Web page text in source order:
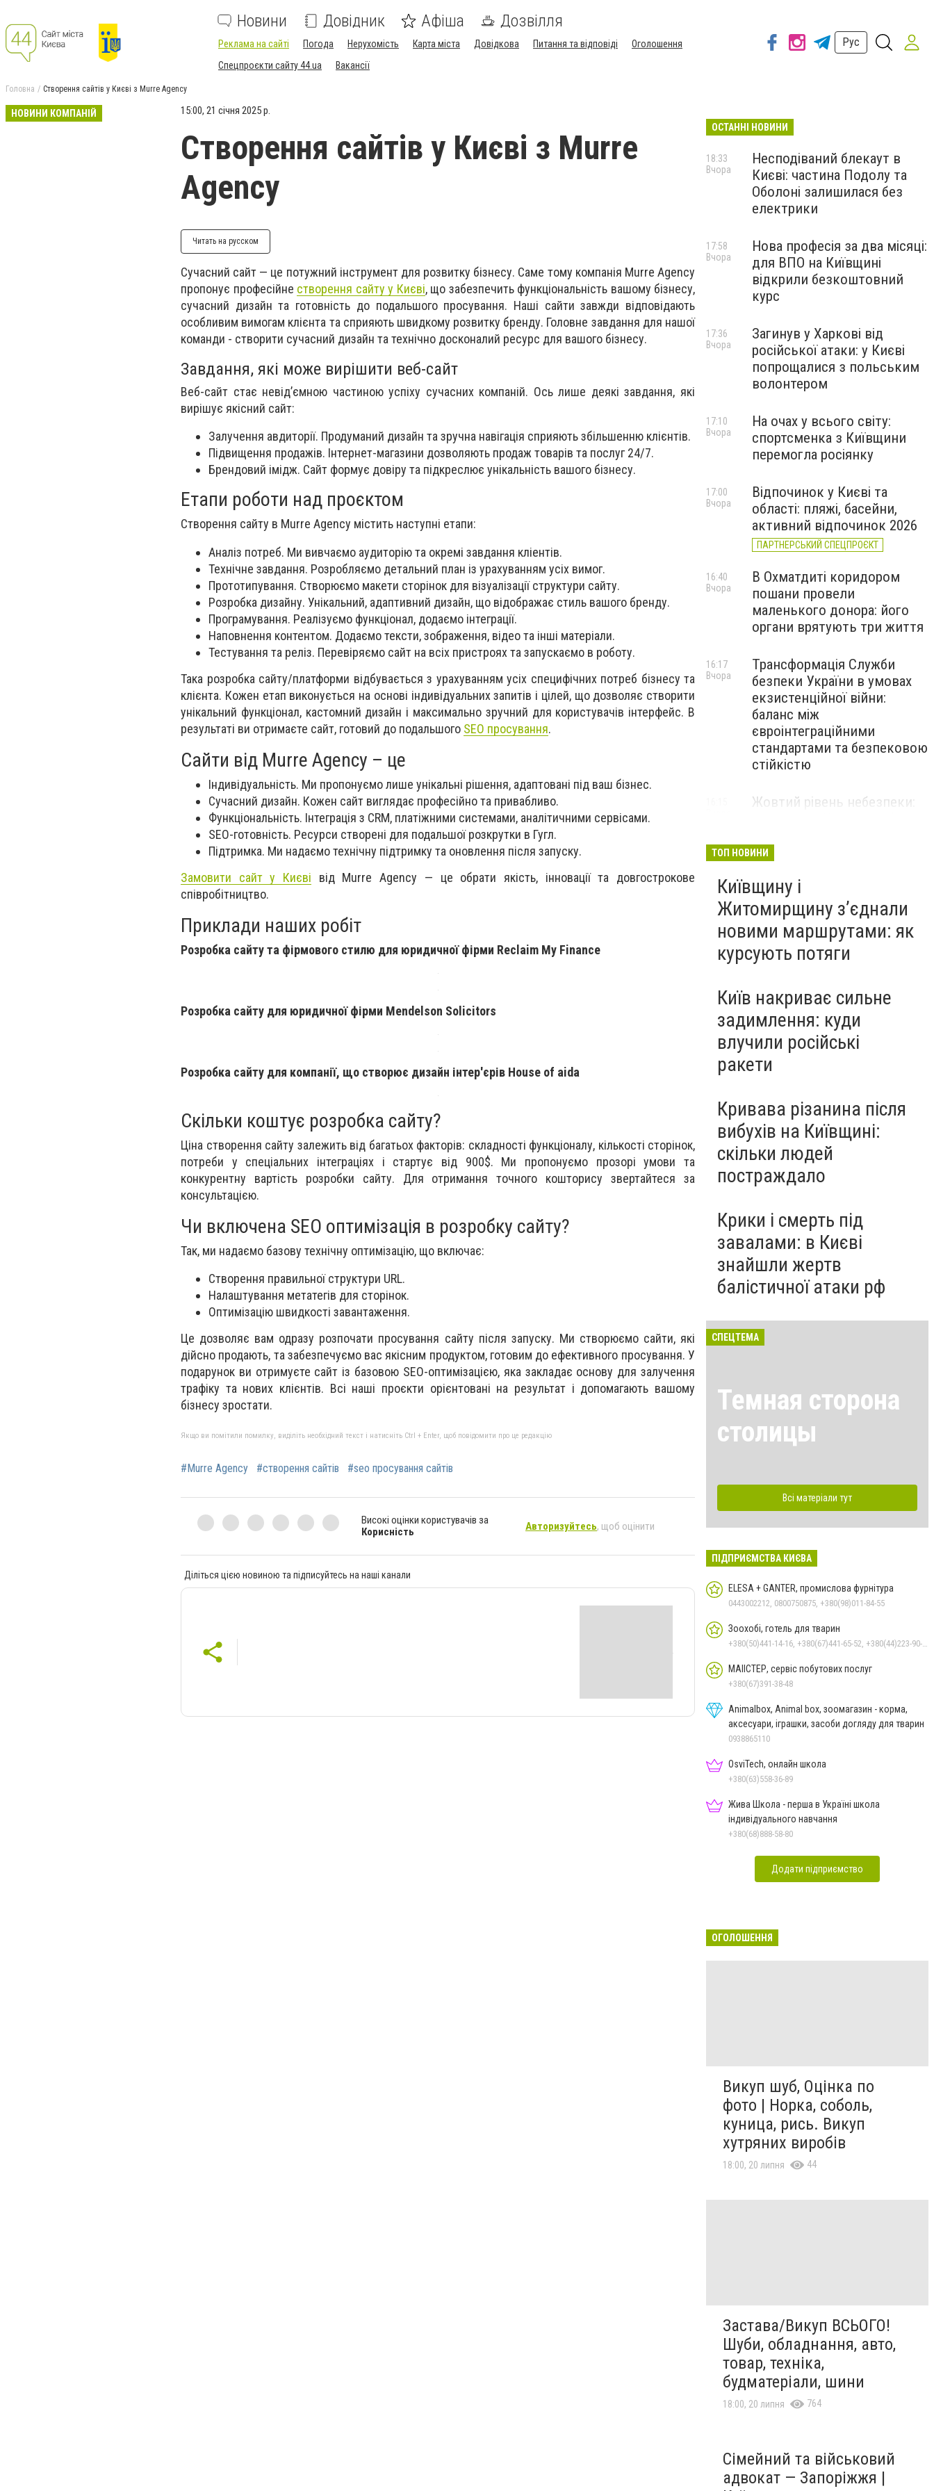
Новини Довідник Афіша Дозвілля
Реклама на сайті Погода Нерухомість Карта міста Довідкова Питання та відповіді
Оголошення
Спецпроєкти сайту 44.ua
Вакансії
Рус
Головна Створення сайтів у Києві з Murre Agency
НОВИНИ КОМПАНІЙ 15:00, 21 січня 2025 р.
Створення сайтів у Києві з Murre
Agency
Читать на русском
Сучасний сайт — це потужний інструмент для розвитку бізнесу. Саме тому компанія Murre Agency
пропонує професійне створення сайту у Києві, що забезпечить функціональність вашому бізнесу,
сучасний дизайн та готовність до подальшого просування. Наші сайти завжди відповідають
особливим вимогам клієнта та сприяють швидкому розвитку бренду. Головне завдання для нашої
команди - створити сучасний дизайн та технічно досконалий ресурс для вашого бізнесу.
Завдання, які може вирішити веб-сайт
Веб-сайт стає невід’ємною частиною успіху сучасних компаній. Ось лише деякі завдання, які
вирішує якісний сайт:
Залучення авдиторії. Продуманий дизайн та зручна навігація сприяють збільшенню клієнтів.
Підвищення продажів. Інтернет-магазини дозволяють продаж товарів та послуг 24/7.
Брендовий імідж. Сайт формує довіру та підкреслює унікальність вашого бізнесу.
Етапи роботи над проєктом
Створення сайту в Murre Agency містить наступні етапи:
Аналіз потреб. Ми вивчаємо аудиторію та окремі завдання кліентів.
Технічне завдання. Розробляємо детальний план із урахуванням усіх вимог.
Прототипування. Створюємо макети сторінок для візуалізації структури сайту.
Розробка дизайну. Унікальний, адаптивний дизайн, що відображає стиль вашого бренду.
Програмування. Реалізуємо функціонал, додаємо інтеграції.
Наповнення контентом. Додаємо тексти, зображення, відео та інші матеріали.
Тестування та реліз. Перевіряємо сайт на всіх пристроях та запускаємо в роботу.
Така розробка сайту/платформи відбувається з урахуванням усіх специфічних потреб бізнесу та
клієнта. Кожен етап виконується на основі індивідуальних запитів і цілей, що дозволяє створити
унікальний функціонал, кастомний дизайн і максимально зручний для користувачів інтерфейс. В
результаті ви отримаєте сайт, готовий до подальшого SEO просування.
Сайти від Murre Agency – це
Індивідуальність. Ми пропонуємо лише унікальні рішення, адаптовані під ваш бізнес.
Сучасний дизайн. Кожен сайт виглядає професійно та привабливо.
Функціональність. Інтеграція з CRM, платіжними системами, аналітичними сервісами.
SEO-готовність. Ресурси створені для подальшої розкрутки в Гугл.
Підтримка. Ми надаємо технічну підтримку та оновлення після запуску.
Замовити сайт у Києві від Murre Agency — це обрати якість, інновації та довгострокове
співробітництво.
Приклади наших робіт
Розробка сайту та фірмового стилю для юридичної фірми Reclaim My Finance
Розробка сайту для юридичної фірми Mendelson Solicitors
Розробка сайту для компанії, що створює дизайн інтер'єрів House of aida
Скільки коштує розробка сайту?
Ціна створення сайту залежить від багатьох факторів: складності функціоналу, кількості сторінок,
потреби у спеціальних інтеграціях і стартує від 900$. Ми пропонуємо прозорі умови та
конкурентну вартість розробки сайту. Для отримання точного кошторису звертайтеся за
консультацією.
Чи включена SEO оптимізація в розробку сайту?
Так, ми надаємо базову технічну оптимізацію, що включає:
Створення правильної структури URL.
Налаштування метатегів для сторінок.
Оптимізацію швидкості завантаження.
Це дозволяє вам одразу розпочати просування сайту після запуску. Ми створюємо сайти, які
дійсно продають, та забезпечуємо вас якісним продуктом, готовим до ефективного просування. У
подарунок ви отримуєте сайт із базовою SEO-оптимізацією, яка закладає основу для залучення
трафіку та нових клієнтів. Всі наші проєкти орієнтовані на результат і допомагають вашому
бізнесу зростати.
Якщо ви помітили помилку, виділіть необхідний текст і натисніть Ctrl + Enter, щоб повідомити про це редакцію
#Murre Agency #створення сайтів #seo просування сайтів
Високі оцінки користувачів за
Корисність
Авторизуйтесь, щоб оцінити
Діліться цією новиною та підписуйтесь на наші канали
ОСТАННІ НОВИНИ
Несподіваний блекаут в
Києві: частина Подолу та
Оболоні залишилася без
електрики
18:33
Вчора
Нова професія за два місяці:
для ВПО на Київщині
відкрили безкоштовний
курс
17:58
Вчора
Загинув у Харкові від
російської атаки: у Києві
попрощалися з польським
волонтером
17:36
Вчора
На очах у всього світу:
спортсменка з Київщини
перемогла росіянку
17:10
Вчора
Відпочинок у Києві та
області: пляжі, басейни,
активний відпочинок 2026
ПАРТНЕРСЬКИЙ СПЕЦПРОЄКТ
17:00
Вчора
В Охматдиті коридором
пошани провели
маленького донора: його
органи врятують три життя
16:40
Вчора
Трансформація Служби
безпеки України в умовах
екзистенційної війни:
баланс між
євроінтеграційними
стандартами та безпековою
стійкістю
16:17
Вчора
Жовтий рівень небезпеки:
ТОП НОВИНИ
Київщину і
Житомирщину з’єднали
новими маршрутами: як
курсують потяги
Київ накриває сильне
задимлення: куди
влучили російські
ракети
Кривава різанина після
вибухів на Київщині:
скільки людей
постраждало
Крики і смерть під
завалами: в Києві
знайшли жертв
балістичної атаки рф
СПЕЦТЕМА
Темная сторона
столицы
Всі матеріали тут
ПІДПРИЄМСТВА КИЄВА
ELESA + GANTER, промислова фурнітура
0443002212, 0800750875, +380(98)011-84-55
Зоохобі, готель для тварин
МАІІСТЕР, сервіс побутових послуг
+380(67)391-38-48
Animalbox, Animal box, зоомагазин - корма,
аксесуари, іграшки, засоби догляду для тварин
0938865110
OsviTech, онлайн школа
+380(63)558-36-89
Жива Школа - перша в Україні школа
індивідуального навчання
+380(68)888-58-80
Додати підприємство
ОГОЛОШЕННЯ
Викуп шуб, Оцінка по
фото | Норка, соболь,
куница, рись. Викуп
хутряних виробів
18:00, 20 липня 44
Застава/Викуп ВСЬОГО!
Шуби, обладнання, авто,
товар, техніка,
будматеріали, шини
18:00, 20 липня 764
Сімейний та військовий
адвокат — Запоріжжя |